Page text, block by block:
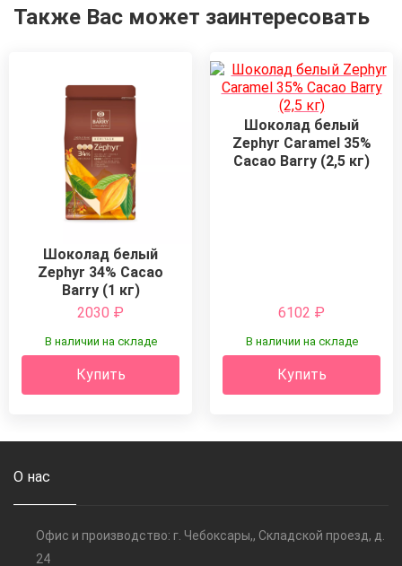
Также Вас может заинтересовать
Шоколад белый
Zephyr 34% Cacao
Barry (1 кг)
2030 ₽
В наличии на складе
Купить
Шоколад белый
Zephyr Caramel 35%
Cacao Barry (2,5 кг)
6102 ₽
В наличии на складе
Купить
О нас
Офис и производство: г. Чебоксары,, Складской проезд, д.
24